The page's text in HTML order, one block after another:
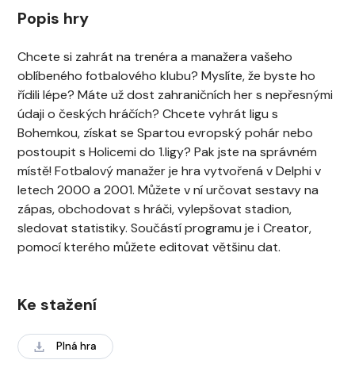
Popis hry
Chcete si zahrát na trenéra a manažera vašeho
oblíbeného fotbalového klubu? Myslíte, že byste ho
řídili lépe? Máte už dost zahraničních her s nepřesnými
údaji o českých hráčích? Chcete vyhrát ligu s
Bohemkou, získat se Spartou evropský pohár nebo
postoupit s Holicemi do 1.ligy? Pak jste na správném
místě! Fotbalový manažer je hra vytvořená v Delphi v
letech 2000 a 2001. Můžete v ní určovat sestavy na
zápas, obchodovat s hráči, vylepšovat stadion,
sledovat statistiky. Součástí programu je i Creator,
pomocí kterého můžete editovat většinu dat.
Ke stažení
Plná hra